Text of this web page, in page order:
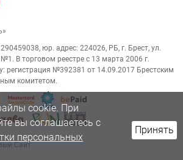
юр. адрес: 224026, РБ, г. Брест, ул.
В торговом реестре с 13 марта 2006 г.
регистрация №392381 от 14.09.2017 Брестским
комитетом.
Сайт
cookie. При
вы соглашаетесь с
персональных
Принять